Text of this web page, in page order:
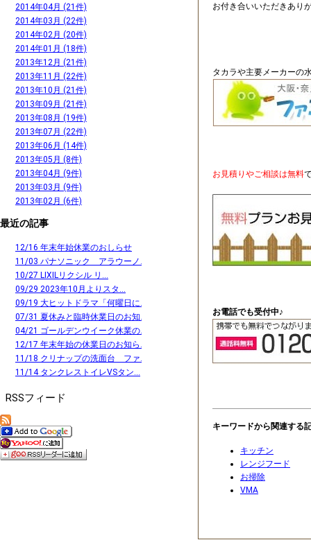
お付き合いいただきあり
タカラや主要メーカーの
お見積りやご相談は無料
お電話でも受付中♪
キーワードから関連する
キッチン
レンジフード
お掃除
VMA
2014年04月 (21件)
2014年03月 (22件)
2014年02月 (20件)
2014年01月 (18件)
2013年12月 (21件)
2013年11月 (22件)
2013年10月 (21件)
2013年09月 (21件)
2013年08月 (19件)
2013年07月 (22件)
2013年06月 (14件)
2013年05月 (8件)
2013年04月 (9件)
2013年03月 (9件)
2013年02月 (6件)
最近の記事
12/16 年末年始休業のおしらせ
11/03 パナソニック アラウーノ...
10/27 LIXILリクシル リ...
09/29 2023年10月よりスタ...
09/19 大ヒットドラマ「何曜日に...
07/31 夏休みと臨時休業日のお知...
04/21 ゴールデンウイーク休業の...
12/17 年末年始の休業日のお知ら...
11/18 クリナップの洗面台 ファ...
11/14 タンクレストイレVSタン...
RSSフィード